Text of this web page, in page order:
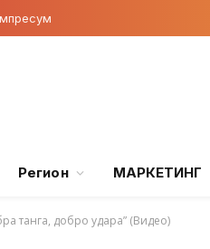
Регион МАРКЕТИНГ
танга, добро удара” (Видео)